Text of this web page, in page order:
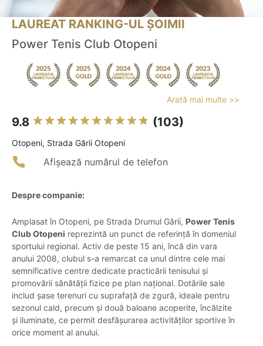
LAUREAT RANKING-UL ȘOIMII
Power Tenis Club Otopeni
Arată mai multe >>
9.8 (103)
Otopeni, Strada Gării Otopeni
Afișează numărul de telefon
Despre companie:
Amplasat în Otopeni, pe Strada Drumul Gării, Power Tenis
Club Otopeni reprezintă un punct de referință în domeniul
sportului regional. Activ de peste 15 ani, încă din vara
anului 2008, clubul s-a remarcat ca unul dintre cele mai
semnificative centre dedicate practicării tenisului și
promovării sănătății fizice pe plan național. Dotările sale
includ șase terenuri cu suprafață de zgură, ideale pentru
sezonul cald, precum și două baloane acoperite, încălzite
și iluminate, ce permit desfășurarea activităților sportive în
orice moment al anului.